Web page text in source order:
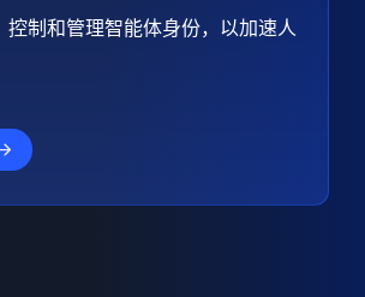
控制和管理智能体身份，以加速人